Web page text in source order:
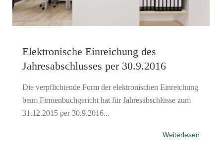
Elektronische Einreichung des
Jahresabschlusses per 30.9.2016
Die verpflichtende Form der elektronischen Einreichung
beim Firmenbuchgericht hat für Jahresabschlüsse zum
31.12.2015 per 30.9.2016...
Weiterlesen